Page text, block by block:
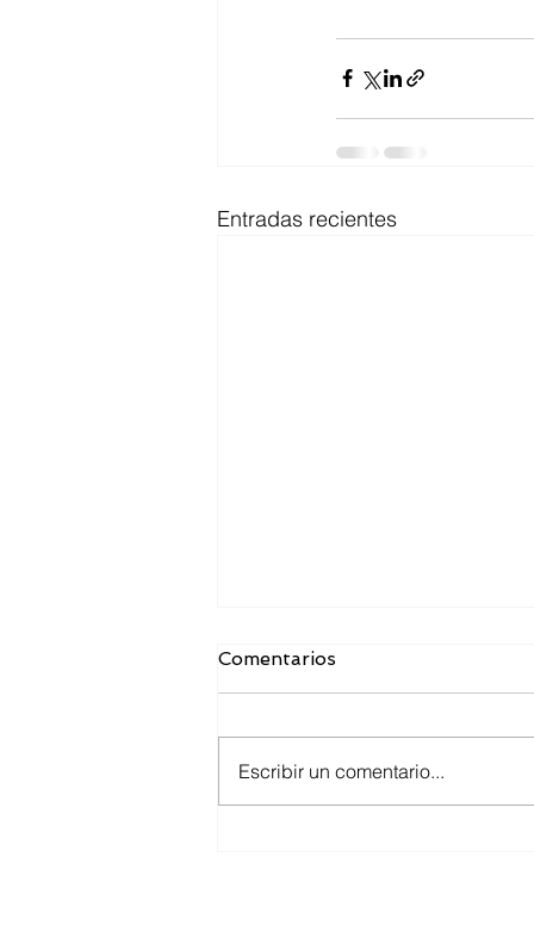
Entradas recientes
Comentarios
Escribir un comentario...